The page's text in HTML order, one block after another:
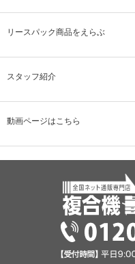
リースパック商品をえらぶ
スタッフ紹介
動画ページはこちら